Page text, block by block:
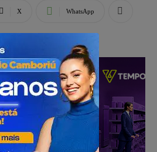
X WhatsApp
PUBLICIDADE